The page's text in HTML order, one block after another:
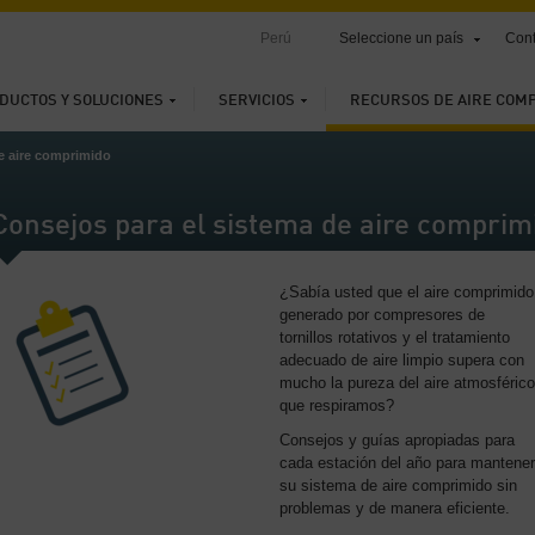
Y SOLUCIONES SERVICIOS RECURSOS DE AIRE
Perú Seleccione un país
aire comprimido
para el sistema de aire
¿Sabía usted que el aire comprimido
generado por compresores de
tornillos rotativos y el tratamiento
adecuado de aire limpio supera con
mucho la pureza del aire atmosférico
que respiramos?
Consejos y guías apropiadas para
cada estación del año para mantener
su sistema de aire comprimido sin
problemas y de manera eficiente.